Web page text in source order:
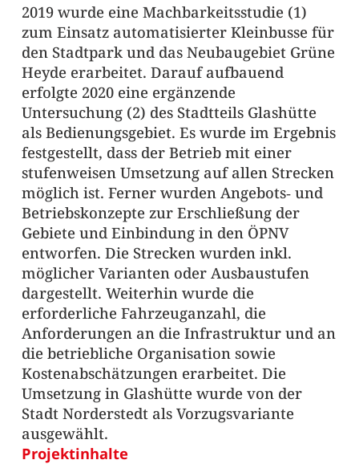
2019 wurde eine Machbarkeitsstudie (1)
zum Einsatz automatisierter Kleinbusse für
den Stadtpark und das Neubaugebiet Grüne
Heyde erarbeitet. Darauf aufbauend
erfolgte 2020 eine ergänzende
Untersuchung (2) des Stadtteils Glashütte
als Bedienungsgebiet. Es wurde im Ergebnis
festgestellt, dass der Betrieb mit einer
stufenweisen Umsetzung auf allen Strecken
möglich ist. Ferner wurden Angebots‐ und
Betriebskonzepte zur Erschließung der
Gebiete und Einbindung in den ÖPNV
entworfen. Die Strecken wurden inkl.
möglicher Varianten oder Ausbaustufen
dargestellt. Weiterhin wurde die
erforderliche Fahrzeuganzahl, die
Anforderungen an die Infrastruktur und an
die betriebliche Organisation sowie
Kostenabschätzungen erarbeitet. Die
Umsetzung in Glashütte wurde von der
Stadt Norderstedt als Vorzugsvariante
ausgewählt.
Projektinhalte